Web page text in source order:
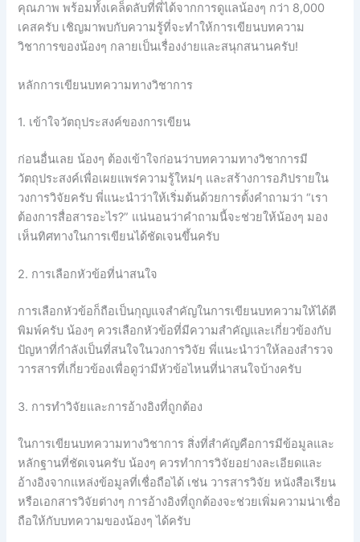
คุณภาพ พร้อมทั้งเคล็ดลับที่พี่ได้จากการดูแลน้องๆ กว่า 8,000
เคสครับ เชิญมาพบกับความรู้ที่จะทำให้การเขียนบทความ
วิชาการของน้องๆ กลายเป็นเรื่องง่ายและสนุกสนานครับ!
หลักการเขียนบทความทางวิชาการ
1. เข้าใจวัตถุประสงค์ของการเขียน
ก่อนอื่นเลย น้องๆ ต้องเข้าใจก่อนว่าบทความทางวิชาการมี
วัตถุประสงค์เพื่อเผยแพร่ความรู้ใหม่ๆ และสร้างการอภิปรายใน
วงการวิจัยครับ พี่แนะนำว่าให้เริ่มต้นด้วยการตั้งคำถามว่า “เรา
ต้องการสื่อสารอะไร?” แน่นอนว่าคำถามนี้จะช่วยให้น้องๆ มอง
เห็นทิศทางในการเขียนได้ชัดเจนขึ้นครับ
2. การเลือกหัวข้อที่น่าสนใจ
การเลือกหัวข้อก็ถือเป็นกุญแจสำคัญในการเขียนบทความให้ได้ตี
พิมพ์ครับ น้องๆ ควรเลือกหัวข้อที่มีความสำคัญและเกี่ยวข้องกับ
ปัญหาที่กำลังเป็นที่สนใจในวงการวิจัย พี่แนะนำว่าให้ลองสำรวจ
วารสารที่เกี่ยวข้องเพื่อดูว่ามีหัวข้อไหนที่น่าสนใจบ้างครับ
3. การทำวิจัยและการอ้างอิงที่ถูกต้อง
ในการเขียนบทความทางวิชาการ สิ่งที่สำคัญคือการมีข้อมูลและ
หลักฐานที่ชัดเจนครับ น้องๆ ควรทำการวิจัยอย่างละเอียดและ
อ้างอิงจากแหล่งข้อมูลที่เชื่อถือได้ เช่น วารสารวิจัย หนังสือเรียน
หรือเอกสารวิจัยต่างๆ การอ้างอิงที่ถูกต้องจะช่วยเพิ่มความน่าเชื่อ
ถือให้กับบทความของน้องๆ ได้ครับ